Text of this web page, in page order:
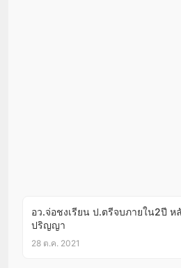
อว.จ่อชงเรียน ป.ตรีจบภายใน2ปี
ปริญญา
28 ต.ค. 2021